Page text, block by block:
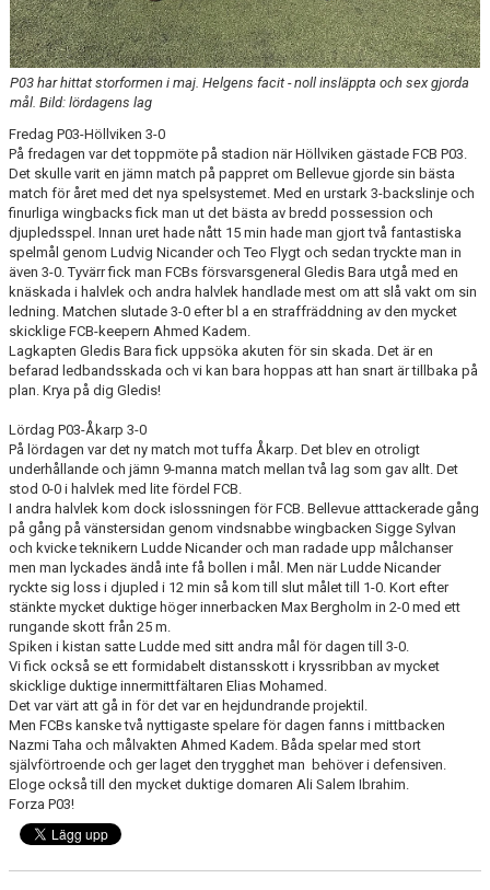
KLÄDBESTÄLLNING
SPONSORER
KLUBBMAGASIN
NATIONELLA SPELFORMER
PROVTRÄNING
SKADEBEHANDLING
VÄRDEGRUND
FOTBOLLSCAMP 2026
TRÄNARUTBILDNING
SUPPORTERPRYLAR
GÅBOLL
PROJEKT
DOMARE
GYMKORT NORDIC WELLNESS
FYSTRÄNING
POLICY SOCIALA MEDIER
FRITIDSKORTET 2026
P03 har hittat storformen i maj. Helgens facit - noll insläppta och sex gjorda
mål. Bild: lördagens lag
Fredag P03-Höllviken 3-0
På fredagen var det toppmöte på stadion när Höllviken gästade FCB P03.
Det skulle varit en jämn match på pappret om Bellevue gjorde sin bästa
match för året med det nya spelsystemet. Med en urstark 3-backslinje och
finurliga wingbacks fick man ut det bästa av bredd possession och
djupledsspel. Innan uret hade nått 15 min hade man gjort två fantastiska
spelmål genom Ludvig Nicander och Teo Flygt och sedan tryckte man in
även 3-0. Tyvärr fick man FCBs försvarsgeneral Gledis Bara utgå med en
knäskada i halvlek och andra halvlek handlade mest om att slå vakt om sin
ledning. Matchen slutade 3-0 efter bl a en straffräddning av den mycket
skicklige FCB-keepern Ahmed Kadem.
Lagkapten Gledis Bara fick uppsöka akuten för sin skada. Det är en
befarad ledbandsskada och vi kan bara hoppas att han snart är tillbaka på
plan. Krya på dig Gledis!
Lördag P03-Åkarp 3-0
På lördagen var det ny match mot tuffa Åkarp. Det blev en otroligt
underhållande och jämn 9-manna match mellan två lag som gav allt. Det
stod 0-0 i halvlek med lite fördel FCB.
I andra halvlek kom dock islossningen för FCB. Bellevue atttackerade gång
på gång på vänstersidan genom vindsnabbe wingbacken Sigge Sylvan
och kvicke teknikern Ludde Nicander och man radade upp målchanser
men man lyckades ändå inte få bollen i mål. Men när Ludde Nicander
ryckte sig loss i djupled i 12 min så kom till slut målet till 1-0. Kort efter
stänkte mycket duktige höger innerbacken Max Bergholm in 2-0 med ett
rungande skott från 25 m.
Spiken i kistan satte Ludde med sitt andra mål för dagen till 3-0.
Vi fick också se ett formidabelt distansskott i kryssribban av mycket
skicklige duktige innermittfältaren Elias Mohamed.
Det var värt att gå in för det var en hejdundrande projektil.
Men FCBs kanske två nyttigaste spelare för dagen fanns i mittbacken
Nazmi Taha och målvakten Ahmed Kadem. Båda spelar med stort
självförtroende och ger laget den trygghet man behöver i defensiven.
Eloge också till den mycket duktige domaren Ali Salem Ibrahim.
Forza P03!